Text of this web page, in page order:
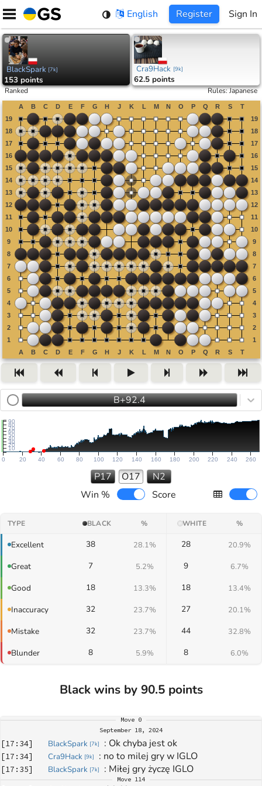
Skip
content
English Register Sign In
BlackSpark [7k]
153 points
Cra9Hack [9k]
62.5 points
Ranked Rules:Japanese
B+92.4
0 20 40 60 80 100 120 140 160 180 200 220 240 260
10
20
30
40
50
60
70
80
90
P17 O17
N2
Win %
Score
TYPE BLACK % WHITE %
Excellent 38 28.1% 28 20.9%
Great 7 5.2% 9 6.7%
Good 18 13.3% 18 13.4%
Inaccuracy 32 23.7% 27 20.1%
Mistake 32 23.7% 44 32.8%
Blunder 8 5.9% 8 6.0%
Black wins by 90.5 points
Move 0
September 18, 2024
[17:34] BlackSpark [7k] : Ok chyba jest ok
[17:34] Cra9Hack [9k] : no to milej gry w IGLO
[17:35] BlackSpark [7k] : Miłej gry życzę IGLO
Move 114